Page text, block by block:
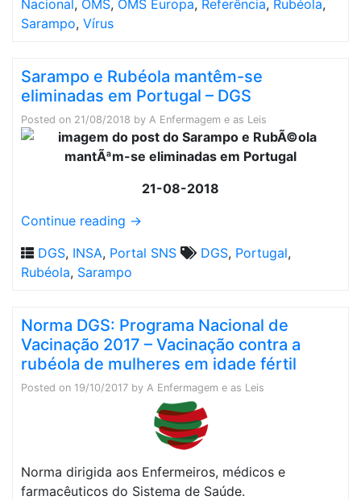
Nacional, OMS, OMS Europa, Referência, Rubéola,
Sarampo, Vírus
Sarampo e Rubéola mantêm-se
eliminadas em Portugal – DGS
Posted on 21/08/2018 by A Enfermagem e as Leis
21-08-2018
Continue reading →
DGS, INSA, Portal SNS DGS, Portugal,
Rubéola, Sarampo
Norma DGS: Programa Nacional de
Vacinação 2017 – Vacinação contra a
rubéola de mulheres em idade fértil
Posted on 19/10/2017 by A Enfermagem e as Leis
Norma dirigida aos Enfermeiros, médicos e
farmacêuticos do Sistema de Saúde.